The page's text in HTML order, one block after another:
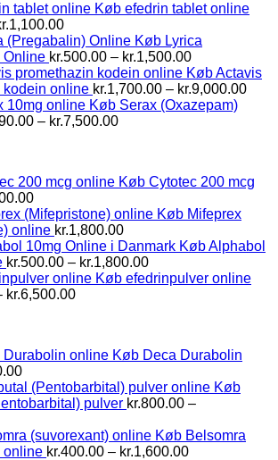
Køb efedrin tablet online
1,100.00Prisinterval:
kr.600.00
til
kr.1,100.00
Køb Lyrica
Online kr.500.00 – kr.1,500.00Prisinterval:
kr.500.00
til
kr.1,500.00
Køb Actavis
kodein online kr.1,700.00 – kr.9,000.00
Køb Serax (Oxazepam)
– kr.7,500.00Prisinterval:
Køb Cytotec 200 mcg
Køb Mifeprex
online kr.1,800.00
Køb Alphabol
kr.500.00 – kr.1,800.00Prisinterval:
kr.500.00
Køb efedrinpulver online
kr.6,500.00Prisinterval:
Køb Deca Durabolin
Køb
pulver kr.800.00 –
Køb Belsomra
online kr.400.00 – kr.1,600.00Prisinterval: